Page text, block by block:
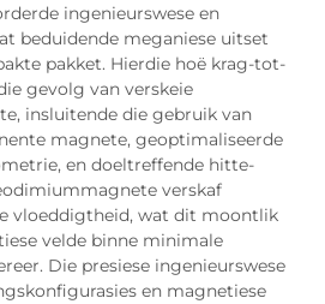
ingenieurswese en
beduidende meganiese uitset
pakket. Hierdie hoë krag-tot-
gevolg van verskeie
insluitende die gebruik van
magnete, geoptimaliseerde
en doeltreffende hitte-
verskaf
vloeddigtheid, wat dit moontlik
velde binne minimale
Die presiese ingenieurswese
en magnetiese